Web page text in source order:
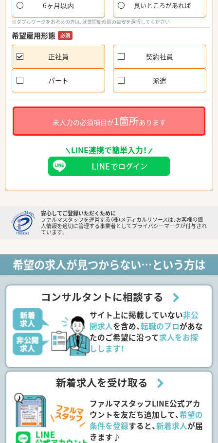
6ヶ月以内 良いところがあれば
※ダブルワークをお考えの方は、就業開始時期の目安を選択してください
希望雇用形態 必須
正社員 契約社員
パート 派遣
未入力の必須項目が1箇所あります
LINE連携で簡単入力！
安心してご登録いただくために
ファルマスタッフを運営する（株）メディカルリソースは、お客様の個
人情報を適切に管理する事業者としてプライバシーマークが付与され
ています。
希望の求人が見つからない…という方は
コンサルタントに相談する
サイト上に掲載していない非公
開求人を含め、転職のプロがあな
たのご希望に沿って求人をお探
しします！
新着求人を受け取る
ファルマスタッフLINE公式アカ
ウントを友だち追加して、希望の
条件を登録すると、新着求人が届
きます♪